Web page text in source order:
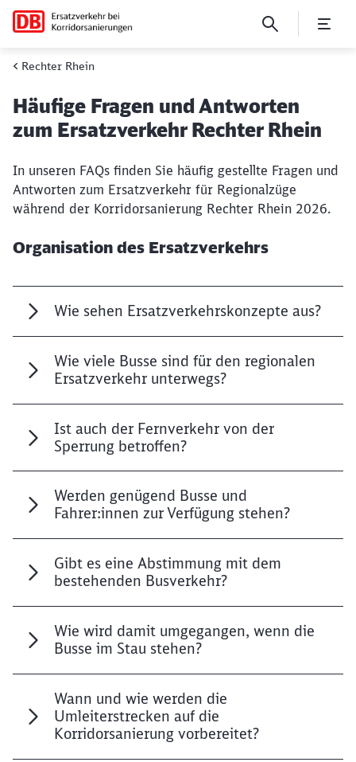
FAQ Troisdorf – Wiesbaden
Rechter Rhein
Häufige Fragen und Antworten
zum Ersatzverkehr Rechter Rhein
In unseren FAQs finden Sie häufig gestellte Fragen und
Antworten zum Ersatzverkehr für Regionalzüge
während der Korridorsanierung Rechter Rhein 2026.
Organisation des Ersatzverkehrs
Wie sehen Ersatzverkehrskonzepte aus?
Wie viele Busse sind für den regionalen
Ersatzverkehr unterwegs?
Ist auch der Fernverkehr von der
Sperrung betroffen?
Werden genügend Busse und
Fahrer:innen zur Verfügung stehen?
Gibt es eine Abstimmung mit dem
bestehenden Busverkehr?
Wie wird damit umgegangen, wenn die
Busse im Stau stehen?
Wann und wie werden die
Umleiterstrecken auf die
Korridorsanierung vorbereitet?